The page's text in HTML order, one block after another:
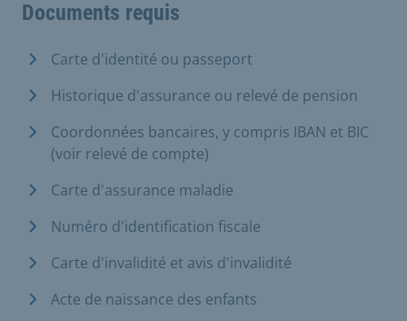
Documents requis
Carte d'identité ou passeport
Historique d'assurance ou relevé de pension
Coordonnées bancaires, y compris IBAN et BIC
(voir relevé de compte)
Carte d'assurance maladie
Numéro d'identification fiscale
Carte d'invalidité et avis d'invalidité
Acte de naissance des enfants